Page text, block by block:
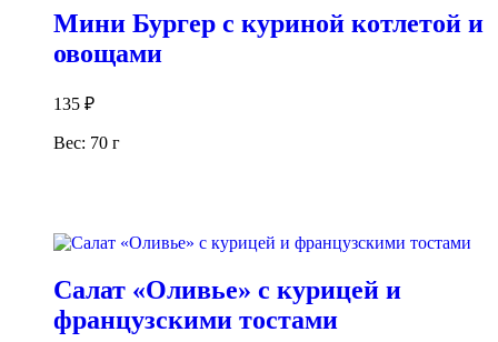
Мини Бургер с куриной котлетой и
овощами
135 ₽
Вес: 70 г
Салат «Оливье» с курицей и
французскими тостами